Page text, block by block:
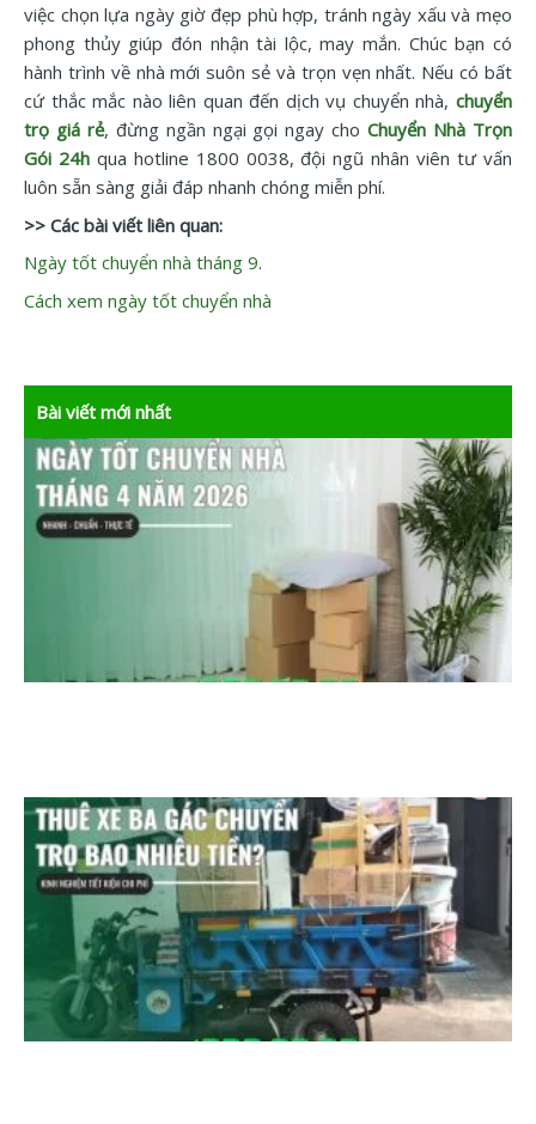
việc chọn lựa ngày giờ đẹp phù hợp, tránh ngày xấu và mẹo
phong thủy giúp đón nhận tài lộc, may mắn. Chúc bạn có
hành trình về nhà mới suôn sẻ và trọn vẹn nhất. Nếu có bất
cứ thắc mắc nào liên quan đến dịch vụ chuyển nhà, chuyển
trọ giá rẻ, đừng ngần ngại gọi ngay choChuyển Nhà Trọn
Gói 24hqua hotline 1800 0038, đội ngũ nhân viên tư vấn
luôn sẵn sàng giải đáp nhanh chóng miễn phí.
>> Các bài viết liên quan:
Ngày tốt chuyển nhà tháng 9.
Cách xem ngày tốt chuyển nhà
Bài viết mới nhất